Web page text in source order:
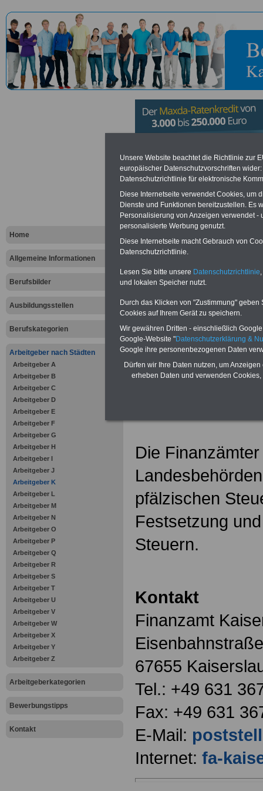
Home
Allgemeine Informationen
Berufsbilder
Ausbildungsstellen
Berufskategorien
Arbeitgeber nach Städten
Arbeitgeber A
Arbeitgeber B
Arbeitgeber C
Arbeitgeber D
Arbeitgeber E
Arbeitgeber F
Arbeitgeber G
Arbeitgeber H
Arbeitgeber I
Arbeitgeber J
Arbeitgeber K
Arbeitgeber L
Arbeitgeber M
Arbeitgeber N
Arbeitgeber O
Arbeitgeber P
Arbeitgeber Q
Arbeitgeber R
Arbeitgeber S
Arbeitgeber T
Arbeitgeber U
Arbeitgeber V
Arbeitgeber W
Arbeitgeber X
Arbeitgeber Y
Arbeitgeber Z
Arbeitgeberkategorien
Bewerbungstipps
Kontakt
Finanzamt
Vorteile für den öffentlichen
Vergleichen und sparen
Bausparen schon ab 16 Jahren
Berufsunfähigkeitsabsicherung
Online-Vergleich Gesetzliche
Krankenkassen
Vorteile der Privaten
Krankenversicherung
zurück zur
Die
pfälzischen
Festsetzung
Steuern.
Kontakt
Finanzamt
67655
Tel.: +49 631
Fax: +49 631
E-Mail:
Internet: fa-
Unsere Website beachtet die Richtlinie zur
europäischer Datenschutzvorschriften
Datenschutzrichtlinie für elektronische
Diese Internetseite verwendet Cookies, um
Dienste und Funktionen bereitzustellen. Es
Personalisierung von Anzeigen verwendet
personalisierte Werbung genutzt.
Diese Internetseite macht Gebrauch von
Datenschutzrichtlinie.
Lesen Sie bitte unsere Datenschutzrichtlinie
und lokalen Speicher nutzt.
Durch das Klicken von "Zustimmung"
Cookies auf Ihrem Gerät zu speichern.
Wir gewähren Dritten - einschließlich
Google-Website "Datenschutzerklärung &
Google ihre personenbezogenen Daten
Dürfen wir Ihre Daten nutzen, um
erheben Daten und verwenden